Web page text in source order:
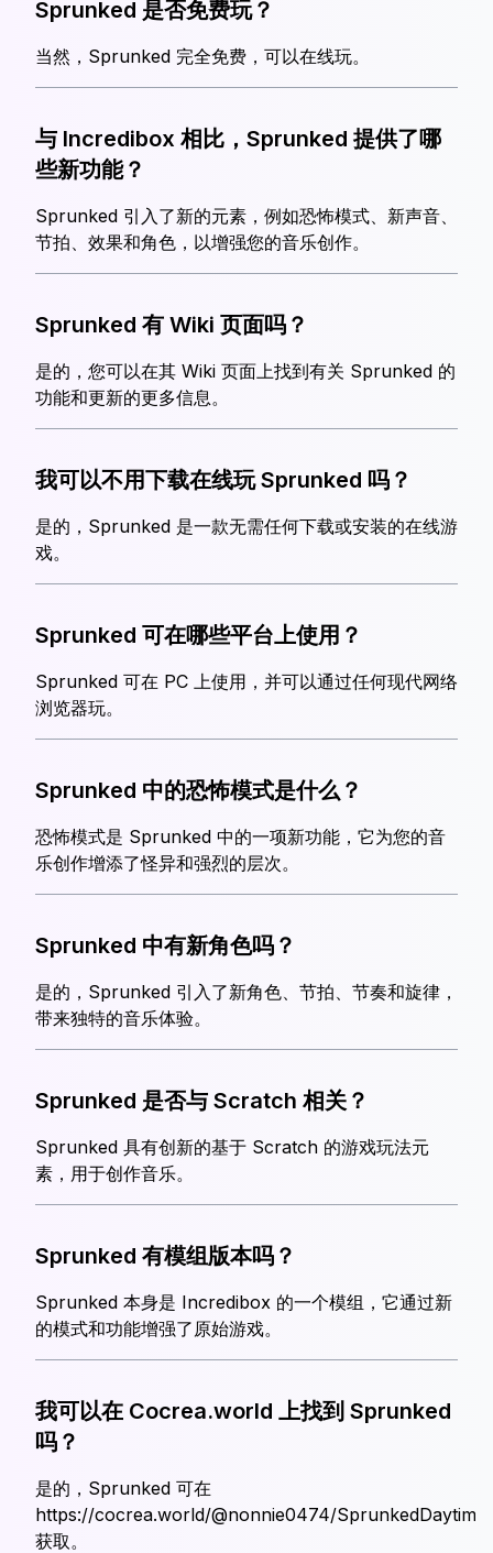
Sprunked 是否免费玩？
当然，Sprunked 完全免费，可以在线玩。
与 Incredibox 相比，Sprunked 提供了哪
些新功能？
Sprunked 引入了新的元素，例如恐怖模式、新声音、
节拍、效果和角色，以增强您的音乐创作。
Sprunked 有 Wiki 页面吗？
是的，您可以在其 Wiki 页面上找到有关 Sprunked 的
功能和更新的更多信息。
我可以不用下载在线玩 Sprunked 吗？
是的，Sprunked 是一款无需任何下载或安装的在线游
戏。
Sprunked 可在哪些平台上使用？
Sprunked 可在 PC 上使用，并可以通过任何现代网络
浏览器玩。
Sprunked 中的恐怖模式是什么？
恐怖模式是 Sprunked 中的一项新功能，它为您的音
乐创作增添了怪异和强烈的层次。
Sprunked 中有新角色吗？
是的，Sprunked 引入了新角色、节拍、节奏和旋律，
带来独特的音乐体验。
Sprunked 是否与 Scratch 相关？
Sprunked 具有创新的基于 Scratch 的游戏玩法元
素，用于创作音乐。
Sprunked 有模组版本吗？
Sprunked 本身是 Incredibox 的一个模组，它通过新
的模式和功能增强了原始游戏。
我可以在 Cocrea.world 上找到 Sprunked
吗？
是的，Sprunked 可在
https://cocrea.world/@nonnie0474/
获取。